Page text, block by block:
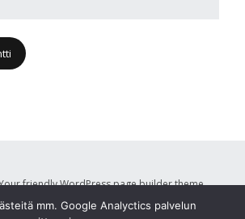
friendly WordPress page builder theme.
mm. Google Analyctics palvelun